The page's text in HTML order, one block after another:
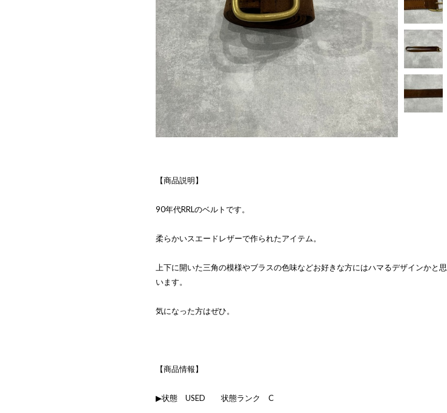
【商品説明】
90年代RRLのベルトです。
柔らかいスエードレザーで作られたアイテム。
上下に開いた三角の模様やブラスの色味などお好きな方にはハマるデザインかと思
います。
気になった方はぜひ。
【商品情報】
▶状態 USED 状態ランク C